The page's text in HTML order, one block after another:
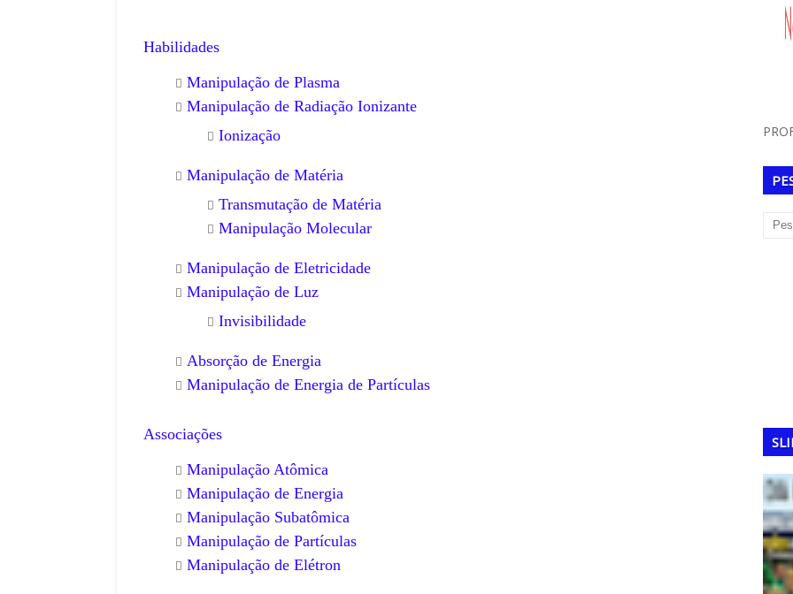
Habilidades
Manipulação de Plasma
Manipulação de Radiação Ionizante
Ionização
Manipulação de Matéria
Transmutação de Matéria
Manipulação Molecular
Manipulação de Eletricidade
Manipulação de Luz
Invisibilidade
Absorção de Energia
Manipulação de Energia de Partículas
Associações
Manipulação Atômica
Manipulação de Energia
Manipulação Subatômica
Manipulação de Partículas
Manipulação de Elétron